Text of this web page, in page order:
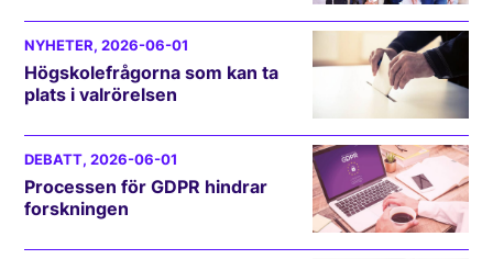
NYHETER, 2026-06-01
Högskolefrågorna som kan ta
plats i valrörelsen
DEBATT, 2026-06-01
Processen för GDPR hindrar
forskningen